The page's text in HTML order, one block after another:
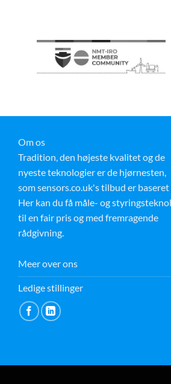
Om os
Tradition, den højeste kvalitet og de
nyeste teknologier er de hjørnesten,
som sensors.co.uk's tilbud er baseret
Her kan du få måle- og
til en fair pris og med fremragende
rådgivning.
Meer over ons
Ledige stillinger